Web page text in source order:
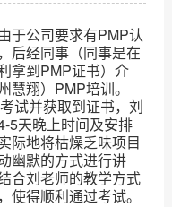
于公司要求有PMP认
后经同事（同事是在
拿到PMP证书）介
翔）PMP培训。
试并获取到证书，刘
5天晚上时间及安排
际地将枯燥乏味项目
幽默的方式进行讲
合刘老师的教学方式
得顺利通过考试。